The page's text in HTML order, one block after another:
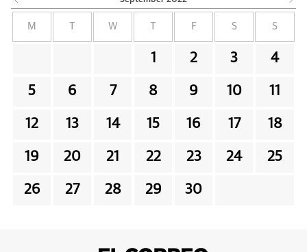
M W F S S
1 2 3 4
5 6 7 8 9 10 11
12 13 14 15 16 17 18
19 20 21 22 23 24 25
26 27 28 29 30